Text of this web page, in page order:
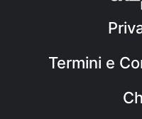
Termini e